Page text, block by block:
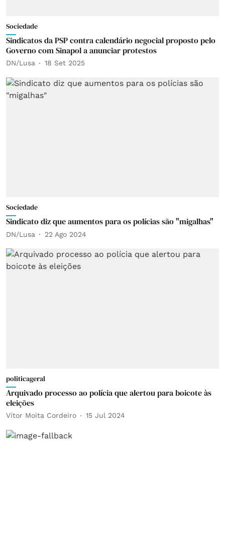
Sociedade
Sindicatos da PSP contra calendário negocial proposto pelo
Governo com Sinapol a anunciar protestos
DN/Lusa 18 Set 2025
Sociedade
Sindicato diz que aumentos para os polícias são "migalhas"
DN/Lusa 22 Ago 2024
politicageral
Arquivado processo ao polícia que alertou para boicote às
eleições
Vítor Moita Cordeiro 15 Jul 2024